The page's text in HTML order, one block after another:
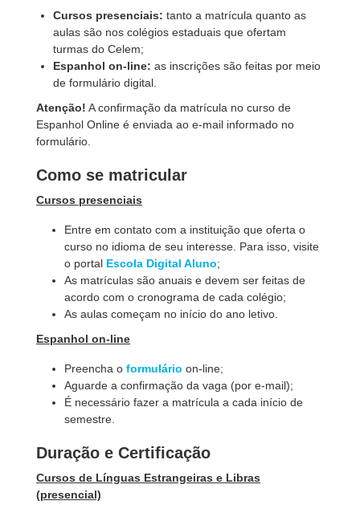
Cursos presenciais: tanto a matrícula quanto as
aulas são nos colégios estaduais que ofertam
turmas do Celem;
Espanhol on-line: as inscrições são feitas por meio
de formulário digital.
Atenção! A confirmação da matrícula no curso de
Espanhol Online é enviada ao e-mail informado no
formulário.
Como se matricular
Cursos presenciais
Entre em contato com a instituição que oferta o
curso no idioma de seu interesse. Para isso, visite
o portal Escola Digital Aluno;
As matrículas são anuais e devem ser feitas de
acordo com o cronograma de cada colégio;
As aulas começam no início do ano letivo.
Espanhol on-line
Preencha o formulário on-line;
Aguarde a confirmação da vaga (por e-mail);
É necessário fazer a matrícula a cada início de
semestre.
Duração e Certificação
Cursos de Línguas Estrangeiras e Libras
(presencial)